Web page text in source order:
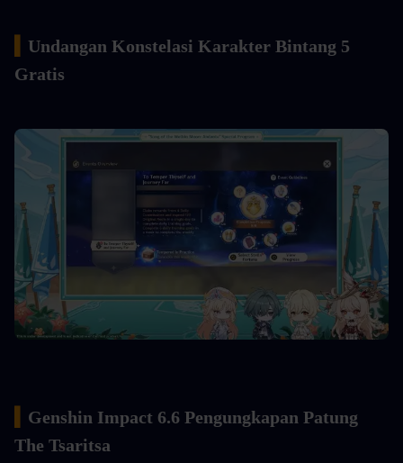
Undangan Konstelasi Karakter Bintang 5
Gratis
Genshin Impact 6.6 Pengungkapan Patung
The Tsaritsa